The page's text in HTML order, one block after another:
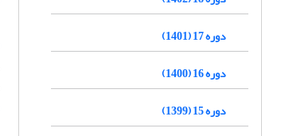
دوره 17 (1401)
دوره 16 (1400)
دوره 15 (1399)